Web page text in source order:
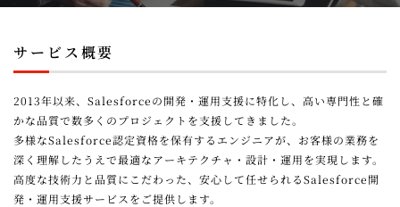
サービス概要
2013年以来、Salesforceの開発・運用支援に特化し、高い専門性と確
かな品質で数多くのプロジェクトを支援してきました。
多様なSalesforce認定資格を保有するエンジニアが、お客様の業務を
深く理解したうえで最適なアーキテクチャ・設計・運用を実現します。
高度な技術力と品質にこだわった、安心して任せられるSalesforce開
発・運用支援サービスをご提供します。